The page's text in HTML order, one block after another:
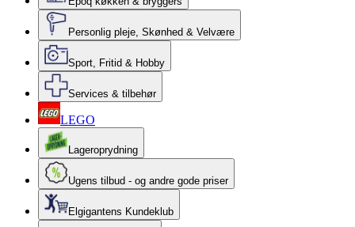
Personlig pleje, Skønhed & Velvære
Sport, Fritid & Hobby
Services & tilbehør
LEGO
Lageroprydning
Ugens tilbud - og andre gode priser
Elgigantens Kundeklub